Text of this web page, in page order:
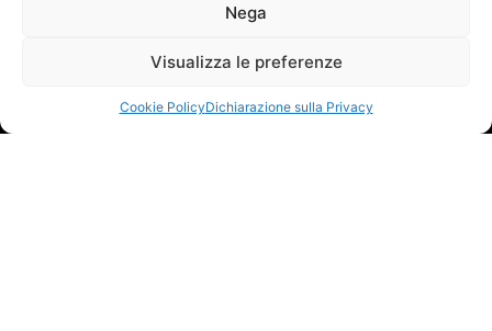
Nega
Visualizza le preferenze
Cookie PolicyDichiarazione sulla Privacy